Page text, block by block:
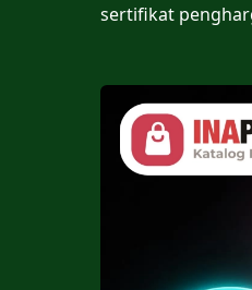
sertifikat